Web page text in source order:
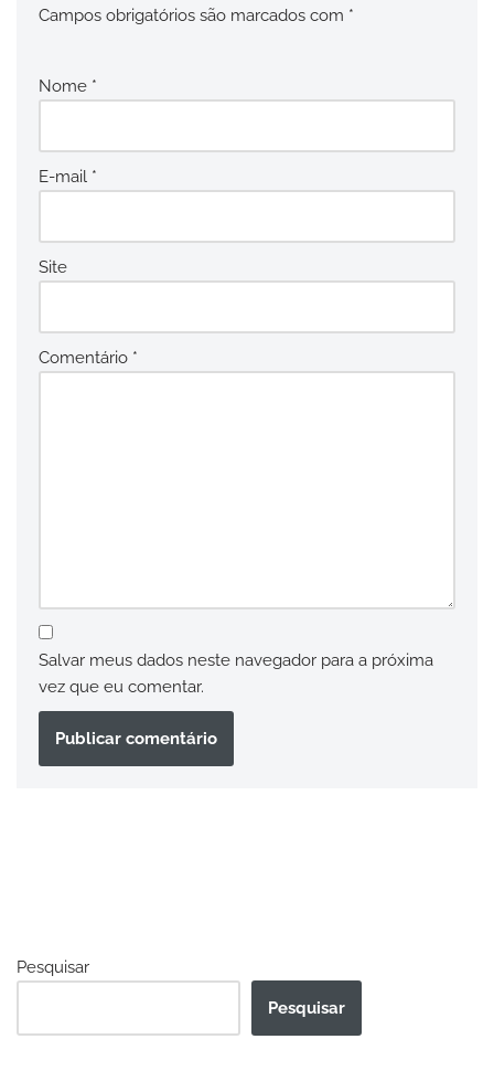
Campos obrigatórios são marcados com *
Nome *
E-mail *
Site
Comentário *
Salvar meus dados neste navegador para a próxima
vez que eu comentar.
Pesquisar
Pesquisar